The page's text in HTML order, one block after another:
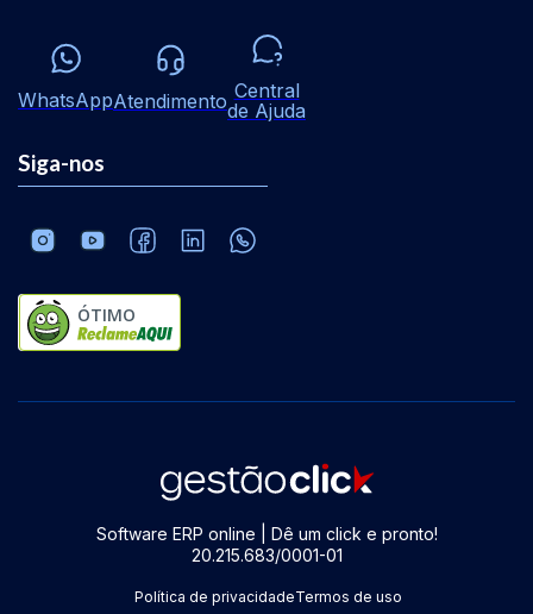
WhatsAppAtendimento Central
de Ajuda
Siga-nos
ÓTIMO
Software ERP online | Dê um click e pronto!
20.215.683/0001-01
Política de privacidadeTermos de uso